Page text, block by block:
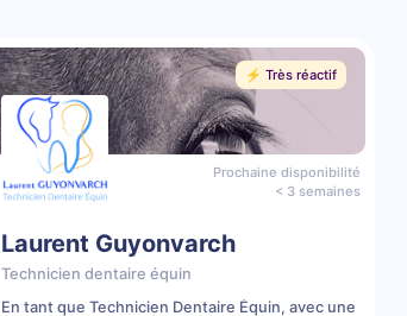
⚡️ Très réactif
Prochaine disponibilité
< 3 semaines
Laurent Guyonvarch
Technicien dentaire équin
En tant que Technicien Dentaire Équin, avec une